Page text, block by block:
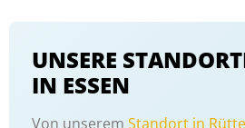
UNSERE
IN ESSEN
Von unserem Standort in